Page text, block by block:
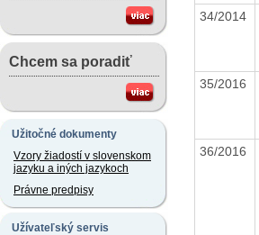
Chcem sa poradiť
Užitočné dokumenty
Vzory žiadostí v slovenskom
jazyku a iných jazykoch
Právne predpisy
Užívateľský servis
34/2014
35/2016
36/2016